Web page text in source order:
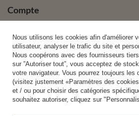
Compte
Aide
Info
Nous utilisons les cookies afin d'améliorer
utilisateur, analyser le trafic du site et
Nous coopérons avec des fournisseurs
sur ”Autoriser tout”, vous acceptez de
votre navigateur. Vous pourrez toujours les
(visitez justement «Paramètres des
et / ou pour choisir des catégories
souhaitez autoriser, cliquez sur